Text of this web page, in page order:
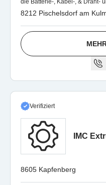
die Batterie-, Kabel-, & Draht-
8212 Pischelsdorf am
Verifiziert
IMC
8605 Kapfenberg